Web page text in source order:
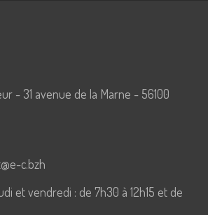
- 31 avenue de la Marne - 56100
c.bzh
et vendredi : de 7h30 à 12h15 et de